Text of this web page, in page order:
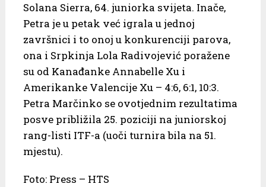
Solana Sierra, 64. juniorka svijeta. Inače,
Petra je u petak već igrala u jednoj
završnici i to onoj u konkurenciji parova,
ona i Srpkinja Lola Radivojević poražene
su od Kanađanke Annabelle Xu i
Amerikanke Valencije Xu – 4:6, 6:1, 10:3.
Petra Marčinko se ovotjednim rezultatima
posve približila 25. poziciji na juniorskoj
rang-listi ITF-a (uoči turnira bila na 51.
mjestu).
Foto: Press – HTS